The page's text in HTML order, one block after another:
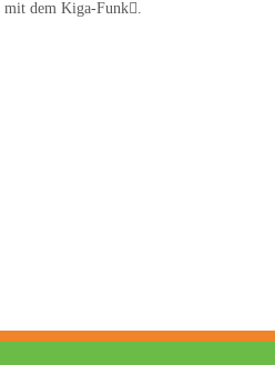
mit dem Kiga-Funk.